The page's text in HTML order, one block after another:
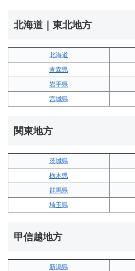
北海道｜東北地方
北海道
青森県
岩手県
宮城県
関東地方
茨城県
栃木県
群馬県
埼玉県
甲信越地方
新潟県